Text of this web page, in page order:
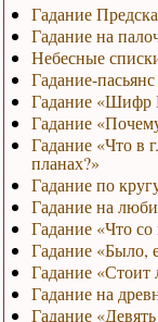
Гадание
Гадание на
Небесные
Гадание-
Гадание «Шифр
Гадание
Гадание «Что в
планах?»
Гадание по
Гадание на
Гадание «Что
Гадание «Было,
Гадание «Стоит
Гадание на
Гадание